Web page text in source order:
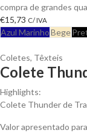
compra de grandes
€15,73 C/ IVA
Azul MarinhoBege
Coletes, Têxteis
Colete
Highlights:
Colete Thunder de
Valor apresentado